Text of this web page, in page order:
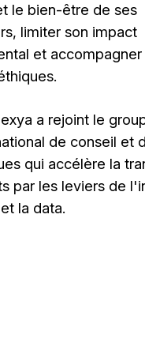
le bien-être de ses
limiter son impact
et accompagner
a rejoint le
de conseil et
qui accélère la
par les leviers de
la data.